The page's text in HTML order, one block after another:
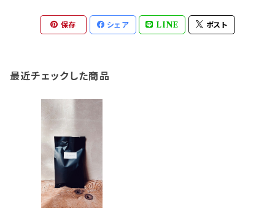
保存 シェア LINE ポスト
最近チェックした商品